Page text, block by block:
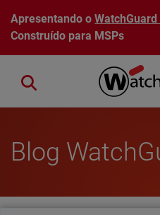
Pular para o conteúdo
Apresentando oWatchGuard
Construído para MSPs
Close search
Blog